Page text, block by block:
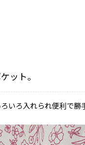
ット。
いろ入れられ便利で勝